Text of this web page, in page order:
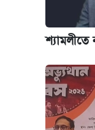
শ্যামলীতে